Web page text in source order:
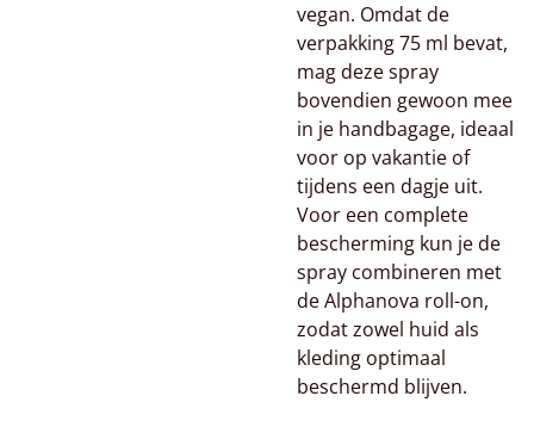
vegan. Omdat de
verpakking 75 ml bevat,
mag deze spray
bovendien gewoon mee
in je handbagage, ideaal
voor op vakantie of
tijdens een dagje uit.
Voor een complete
bescherming kun je de
spray combineren met
de Alphanova roll-on,
zodat zowel huid als
kleding optimaal
beschermd blijven.